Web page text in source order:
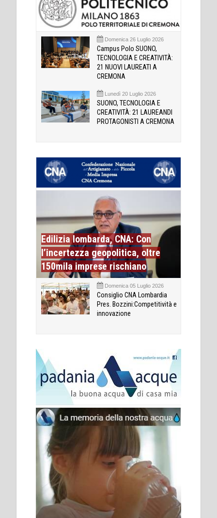
Domenica 26 Luglio 2026
Campus Polo SUONO,
TECNOLOGIA E CREATIVITÀ:
21 NUOVI LAUREATI A
CREMONA
Lunedì 20 Luglio 2026
SUONO, TECNOLOGIA E
CREATIVITÀ: 21 LAUREANDI
PROTAGONISTI A CREMONA
Edilizia lombarda, CNA: Con
l’incertezza geopolitica, oltre
150mila imprese rischiano
Domenica 05 Luglio 2026
Consiglio CNA Lombardia
Pres. Bozzini:Competitività e
innovazione